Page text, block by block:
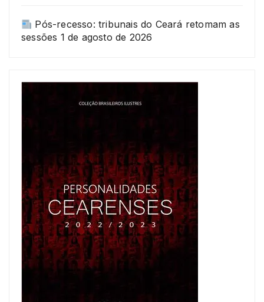
Pós-recesso: tribunais do Ceará retomam as
sessões 1 de agosto de 2026